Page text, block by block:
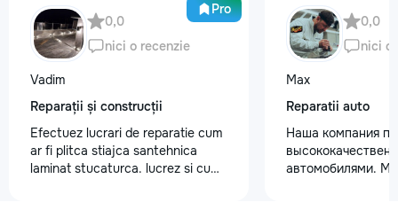
Pro
0,0
nici o recenzie
Vadim
Reparații și construcții
Efectuez lucrari de reparatie cum
ar fi plitca stiajca santehnica
laminat stucaturca. lucrez si cu
0,0
nici o
Max
Reparatii auto
Наша компания
автомобилями.